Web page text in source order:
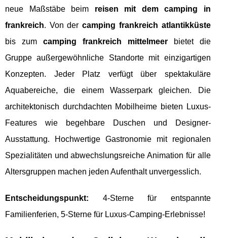
neue Maßstäbe beim reisen mit dem camping in
frankreich. Von dercamping frankreich atlantikküste
bis zum camping frankreich mittelmeerbietet die
Gruppe außergewöhnliche Standorte mit einzigartigen
Konzepten. Jeder Platz verfügt über spektakuläre
Aquabereiche, die einem Wasserpark gleichen. Die
architektonisch durchdachten Mobilheime bieten Luxus-
Features wie begehbare Duschen und Designer-
Ausstattung. Hochwertige Gastronomie mit regionalen
Spezialitäten und abwechslungsreiche Animation für alle
Altersgruppen machen jeden Aufenthalt unvergesslich.
Entscheidungspunkt: 4-Sterne für entspannte
Familienferien, 5-Sterne für Luxus-Camping-Erlebnisse!